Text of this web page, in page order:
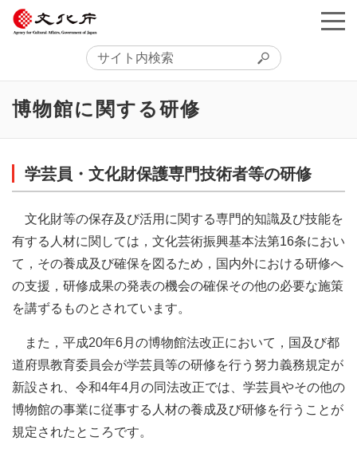
博物館に関する研修
学芸員・文化財保護専門技術者等の研修
文化財等の保存及び活用に関する専門的知識及び技能を
有する人材に関しては，文化芸術振興基本法第16条におい
て，その養成及び確保を図るため，国内外における研修へ
の支援，研修成果の発表の機会の確保その他の必要な施策
を講ずるものとされています。
また，平成20年6月の博物館法改正において，国及び都
道府県教育委員会が学芸員等の研修を行う努力義務規定が
新設され、令和4年4月の同法改正では、学芸員やその他の
博物館の事業に従事する人材の養成及び研修を行うことが
規定されたところです。